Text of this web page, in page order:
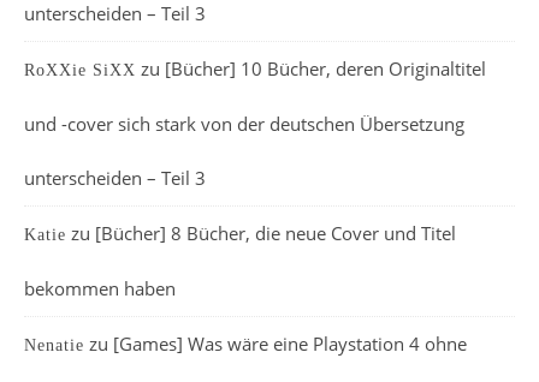
unterscheiden – Teil 3
RoXXie SiXX zu [Bücher] 10 Bücher, deren Originaltitel
und -cover sich stark von der deutschen Übersetzung
unterscheiden – Teil 3
Katie zu [Bücher] 8 Bücher, die neue Cover und Titel
bekommen haben
Nenatie zu [Games] Was wäre eine Playstation 4 ohne